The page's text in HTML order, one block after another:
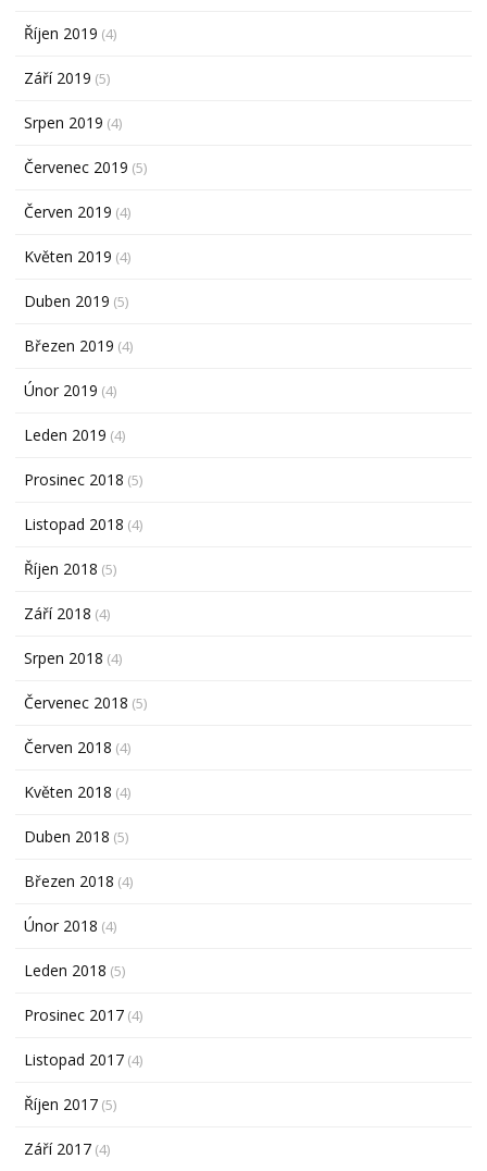
Říjen 2019 (4)
Září 2019 (5)
Srpen 2019 (4)
Červenec 2019 (5)
Červen 2019 (4)
Květen 2019 (4)
Duben 2019 (5)
Březen 2019 (4)
Únor 2019 (4)
Leden 2019 (4)
Prosinec 2018 (5)
Listopad 2018 (4)
Říjen 2018 (5)
Září 2018 (4)
Srpen 2018 (4)
Červenec 2018 (5)
Červen 2018 (4)
Květen 2018 (4)
Duben 2018 (5)
Březen 2018 (4)
Únor 2018 (4)
Leden 2018 (5)
Prosinec 2017 (4)
Listopad 2017 (4)
Říjen 2017 (5)
Září 2017 (4)